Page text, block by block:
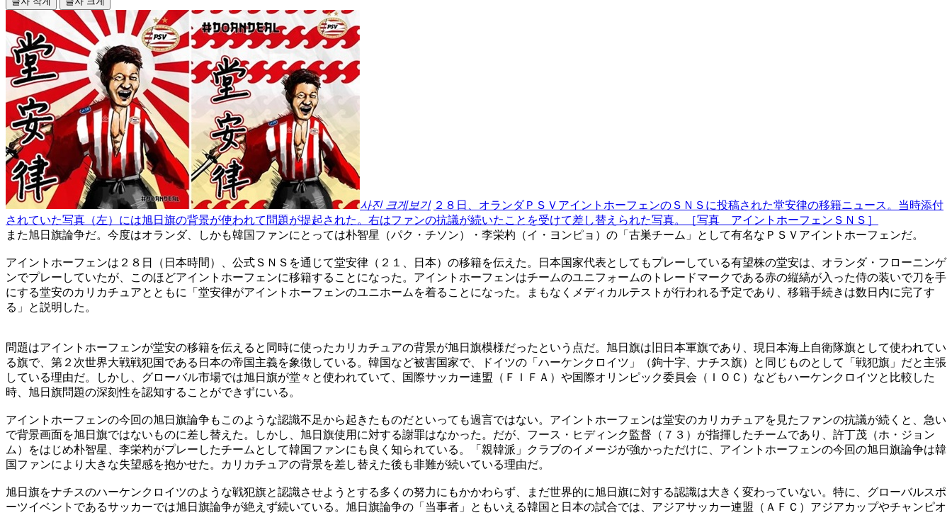
사진 크게보기 ２８日、オランダＰＳＶアイントホーフェンのＳＮＳに投稿された堂安律の移籍ニュース。当時添付
されていた写真（左）には旭日旗の背景が使われて問題が提起された。右はファンの抗議が続いたことを受けて差し替えられた写真。［写真 アイントホーフェンＳＮＳ］
また旭日旗論争だ。今度はオランダ、しかも韓国ファンにとっては朴智星（パク・チソン）・李栄杓（イ・ヨンピョ）の「古巣チーム」として有名なＰＳＶアイントホーフェンだ。
アイントホーフェンは２８日（日本時間）、公式ＳＮＳを通じて堂安律（２１、日本）の移籍を伝えた。日本国家代表としてもプレーしている有望株の堂安は、オランダ・フローニンゲ
ンでプレーしていたが、このほどアイントホーフェンに移籍することになった。アイントホーフェンはチームのユニフォームのトレードマークである赤の縦縞が入った侍の装いで刀を手
にする堂安のカリカチュアとともに「堂安律がアイントホーフェンのユニホームを着ることになった。まもなくメディカルテストが行われる予定であり、移籍手続きは数日内に完了す
る」と説明した。
問題はアイントホーフェンが堂安の移籍を伝えると同時に使ったカリカチュアの背景が旭日旗模様だったという点だ。旭日旗は旧日本軍旗であり、現日本海上自衛隊旗として使われてい
る旗で、第２次世界大戦戦犯国である日本の帝国主義を象徴している。韓国など被害国家で、ドイツの「ハーケンクロイツ」（鉤十字、ナチス旗）と同じものとして「戦犯旗」だと主張
している理由だ。しかし、グローバル市場では旭日旗が堂々と使われていて、国際サッカー連盟（ＦＩＦＡ）や国際オリンピック委員会（ＩＯＣ）などもハーケンクロイツと比較した
時、旭日旗問題の深刻性を認知することができずにいる。
アイントホーフェンの今回の旭日旗論争もこのような認識不足から起きたものだといっても過言ではない。アイントホーフェンは堂安のカリカチュアを見たファンの抗議が続くと、急い
で背景画面を旭日旗ではないものに差し替えた。しかし、旭日旗使用に対する謝罪はなかった。だが、フース・ヒディンク監督（７３）が指揮したチームであり、許丁茂（ホ・ジョン
ム）をはじめ朴智星、李栄杓がプレーしたチームとして韓国ファンにも良く知られている。「親韓派」クラブのイメージが強かっただけに、アイントホーフェンの今回の旭日旗論争は韓
国ファンにより大きな失望感を抱かせた。カリカチュアの背景を差し替えた後も非難が続いている理由だ。
旭日旗をナチスのハーケンクロイツのような戦犯旗と認識させようとする多くの努力にもかかわらず、まだ世界的に旭日旗に対する認識は大きく変わっていない。特に、グローバルスポ
ーツイベントであるサッカーでは旭日旗論争が絶えず続いている。旭日旗論争の「当事者」ともいえる韓国と日本の試合では、アジアサッカー連盟（ＡＦＣ）アジアカップやチャンピオ